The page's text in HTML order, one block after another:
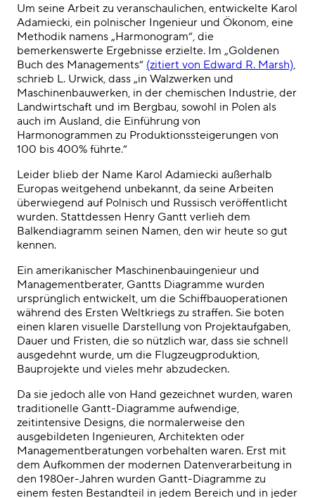
Um seine Arbeit zu veranschaulichen, entwickelte Karol
Adamiecki, ein polnischer Ingenieur und Ökonom, eine
Methodik namens „Harmonogram“, die
bemerkenswerte Ergebnisse erzielte. Im „Goldenen
Buch des Managements“ (zitiert von Edward R. Marsh),
schrieb L. Urwick, dass „in Walzwerken und
Maschinenbauwerken, in der chemischen Industrie, der
Landwirtschaft und im Bergbau, sowohl in Polen als
auch im Ausland, die Einführung von
Harmonogrammen zu Produktionssteigerungen von
100 bis 400% führte.“
Leider blieb der Name Karol Adamiecki außerhalb
Europas weitgehend unbekannt, da seine Arbeiten
überwiegend auf Polnisch und Russisch veröffentlicht
wurden. Stattdessen Henry Gantt verlieh dem
Balkendiagramm seinen Namen, den wir heute so gut
kennen.
Ein amerikanischer Maschinenbauingenieur und
Managementberater, Gantts Diagramme wurden
ursprünglich entwickelt, um die Schiffbauoperationen
während des Ersten Weltkriegs zu straffen. Sie boten
einen klaren visuelle Darstellung von Projektaufgaben,
Dauer und Fristen, die so nützlich war, dass sie schnell
ausgedehnt wurde, um die Flugzeugproduktion,
Bauprojekte und vieles mehr abzudecken.
Da sie jedoch alle von Hand gezeichnet wurden, waren
traditionelle Gantt-Diagramme aufwendige,
zeitintensive Designs, die normalerweise den
ausgebildeten Ingenieuren, Architekten oder
Managementberatungen vorbehalten waren. Erst mit
dem Aufkommen der modernen Datenverarbeitung in
den 1980er-Jahren wurden Gantt-Diagramme zu
einem festen Bestandteil in jedem Bereich und in jeder